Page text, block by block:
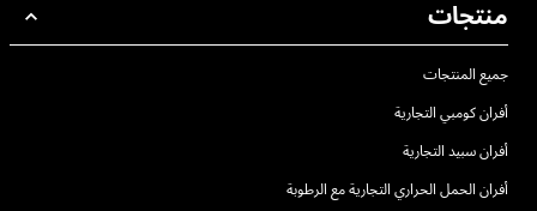
منتجات
جميع المنتجات
أفران كومبي التجارية
أفران سبيد التجارية
أفران الحمل الحراري التجارية مع الرطوبة